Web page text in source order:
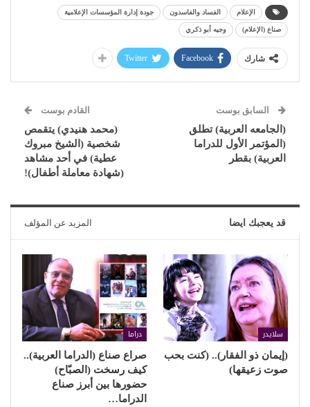
الإعلام الفساد والفاسدون جودة إدارة المؤسسات الإعلامية
صناع (الإعلام) وجيه أبو ذكري
شارك Facebook
Twitter
السابق بوست
(الجامعه العربية) تطلق
(المؤتمر الأول للدراما
العربية) بقطر
القادم بوست
(محمد هنيدي) يتقمص
شخصية (الشيخ مبروك
عطية) في أحد مشاهد
(شهادة معاملة أطفال)!
قد يعجبك ايضا المزيد عن المؤلف
سلايدر
(إيمان ذو الفقار).. (كنت بحب
صوت زعيقها)
دراما
صراع صناع (الدراما العربية)..
كيف رسخت (الصبّاح)
حضورها بين أبرز صناع
الدراما…